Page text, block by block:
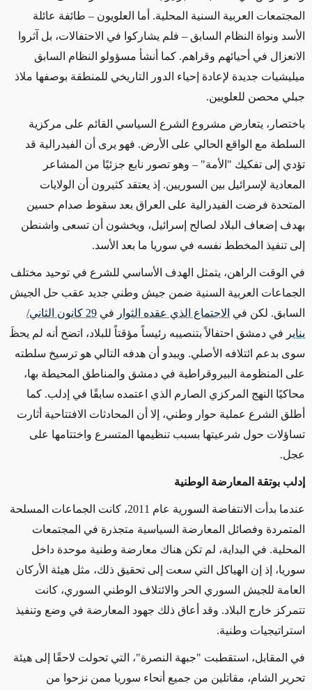
المجتمعات العربية السنية المحلية. أما العلويون – طائفة عائلة
الأسد ونواة النظام السابق – فلم يشاركوا في الاحتفالات، بل آثروا
الانعزال في أحيائهم وقراهم. كما أنشأ مسؤولو النظام السابق
ميليشيات جديدة لإعادة إحياء الدور التاريخي للمنطقة بوصفها ملاذ
جبلي محصن للعلويين.
باختصار، يتعارض مشروع الشرع السياسي القائم على مركزية
السلطة مع الواقع الحالي على الأرض. فهو يرى أن الفيدرالية قد
تؤدي إلى تفكيك " الأمة" – وهو تصور نابع جزئيًا من المشاعر
المعادية لإسرائيل بين السوريين. إذ يعتقد كثيرون أن الولايات
المتحدة فرضت الفيدرالية على العراق بعد سقوط صدام حسين
بهدف إضعاف البلاد لصالح إسرائيل، ويخشون أن تسعى واشنطن
إلى تنفيذ المخطط نفسه في سوريا ما بعد الأسد.
في الوقت الراهن، يتمثل الهدف الأساسي للشرع في توحيد مختلف
الجماعات العربية السنية ضمن جيش وطني جديد عقب حل الجيش
السابق. لكن في الاجتماع الذي عقده الثوار في 29 كانون الثاني/
يناير في دمشق احتفالاً بتنصيبه رئيساً مؤقتاً للبلاد، اتضح أنه لم يحظَ
سوى بدعم ائتلافه الأصلي. ويبدو أن هدفه التالي هو ترسيخ سلطته
على المنظومة البيروقراطية في دمشق والمناطق المحيطة بها،
محاكيًا النهج المركزي الصارم الذي اعتمده سابقًا في إدلب. كما
أطلق الشرع عملية حوار وطني، إلا أن المحادثات الافتتاحية أثارت
تساؤلات حول شرعيتها بسبب تنظيمها المتسرع واختتامها على
عجل.
إدلب بوتقة المعارضة الوطنية
عندما بدأت الانتفاضة السورية عام 2011، كانت الجماعات المسلحة
المتمردة وفصائل المعارضة السياسية متجذرة في المجتمعات
المحلية. في البداية، لم تكن هناك معارضة وطنية موحدة داخل
سوريا، إذ إن الهياكل التي سعت إلى تحقيق ذلك، مثل هيئة الأركان
العامة للجيش السوري الحر والائتلاف الوطني السوري، كانت
تتمركز خارج البلاد. وقد أعاق ذلك جهود المعارضة في وضع وتنفيذ
استراتيجيات وطنية.
في المقابل، استقطبت "جبهة النصرة"، التي تحولت لاحقًا إلى هيئة
تحرير الشام، مقاتلين من جميع أنحاء سوريا ممن نزحوا من